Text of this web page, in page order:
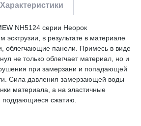
Характеристики
NH5124 серии Неорок
эсктрузии, в результате в материале
облегчающие панели. Примесь в виде
не только облегчает материал, но и
при замерзани и попадающей
Сила давления замерзающей воды
материала, а на эластичные
поддающиеся сжатию.